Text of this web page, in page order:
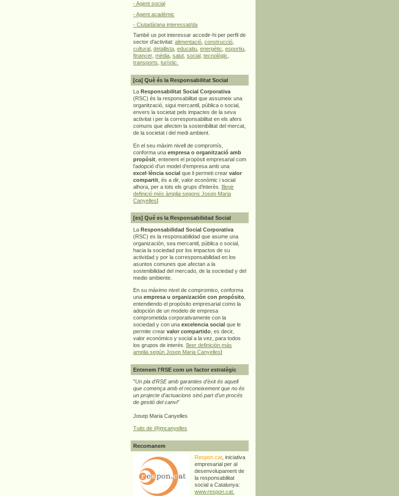
- Agent social
- Agent acadèmic
- Ciutadà/ana interessat/da
També us pot interessar accedir-hi per perfil de
sector d'activitat: alimentació construcció
cultural detallista educatiu energètic esportiu
financer mèdia salut social tecnològic
transports turístic.
[ca] Què és la Responsabilitat Social
La Responsabilitat Social Corporativa
(RSC) és la responsabilitat que assumeix una
organització, sigui mercantil, pública o social,
envers la societat pels impactes de la seva
activitat i per la corresponsabilitat en els afers
comuns que afecten la sostenibilitat del mercat,
de la societat i del medi ambient.
En el seu màxim nivell de compromís,
conforma una empresa o organització amb
propòsit , entenent el propòsit empresarial com
l’adopció d’un model d’empresa amb una
excel·lència social que li permeti crear valor
compartit , és a dir, valor econòmic i social
alhora, per a tots els grups d’interès. [llegir
definició més àmplia segons Josep Maria
Canyelles]
[es] Qué es la Responsabilidad Social
La Responsabilidad Social Corporativa
(RSC) es la responsabilidad que asume una
organización, sea mercantil, pública o social,
hacia la sociedad por los impactos de su
actividad y por la corresponsabilidad en los
asuntos comunes que afectan a la
sostenibilidad del mercado, de la sociedad y del
medio ambiente.
En su máximo nivel de compromiso, conforma
una empresa u organización con propósito
entendiendo el propósito empresarial como la
adopción de un modelo de empresa
comprometida corporativamente con la
sociedad y con una excelencia social que le
permite crear valor compartido , es decir,
valor económico y social a la vez, para todos
los grupos de interés. [leer definición más
amplia según Josep Maria Canyelles]
Entenem l'RSE com un factor estratègic
"Un pla d'RSE amb garanties d'èxit és aquell
que comença amb el reconeixement que no és
un projecte d'actuacions sinó part d'un procés
de gestió del canvi"
Josep Maria Canyelles
Tuits de @jmcanyelles
Recomanem
Respon.cat , iniciativa
empresarial per al
desenvolupament de
la responsabilitat
social a Catalunya:
www.respon.cat.